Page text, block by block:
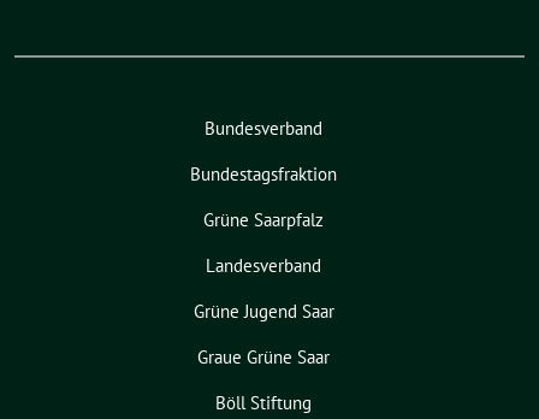
Bundesverband
Bundestagsfraktion
Grüne Saarpfalz
Landesverband
Grüne Jugend Saar
Graue Grüne Saar
Böll Stiftung